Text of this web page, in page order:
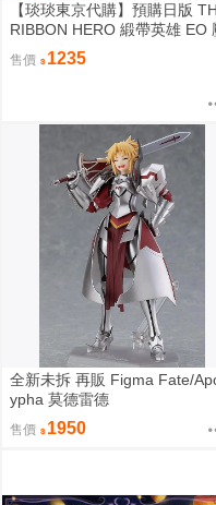
【琰琰東京代購】預購日版
RIBBON HERO 緞帶英雄 EO
克力架 藍寶石 帕茵 天鵝絨 吉露
可
售價 1235
全新未拆 再販 Figma Fate/
ypha 莫德雷德
售價 1950